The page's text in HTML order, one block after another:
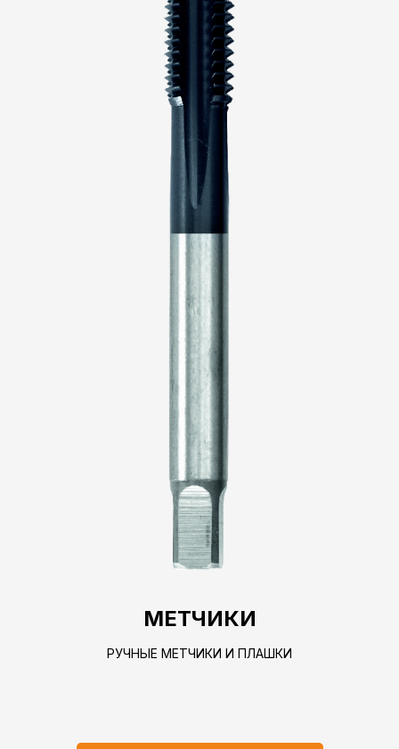
МЕТЧИКИ
РУЧНЫЕ МЕТЧИКИ И ПЛАШКИ